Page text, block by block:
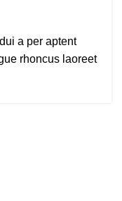
a per aptent
rhoncus laoreet